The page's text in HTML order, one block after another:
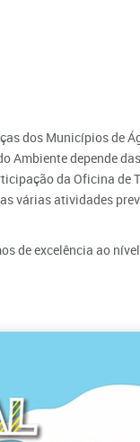
dos Municípios de
Ambiente depende
da Oficina de
várias atividades
de excelência ao nível